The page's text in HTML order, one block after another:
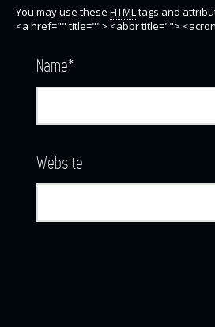
You may use these HTMLtags and
<a href="" title=""> <abbr title="">
Name*
Website